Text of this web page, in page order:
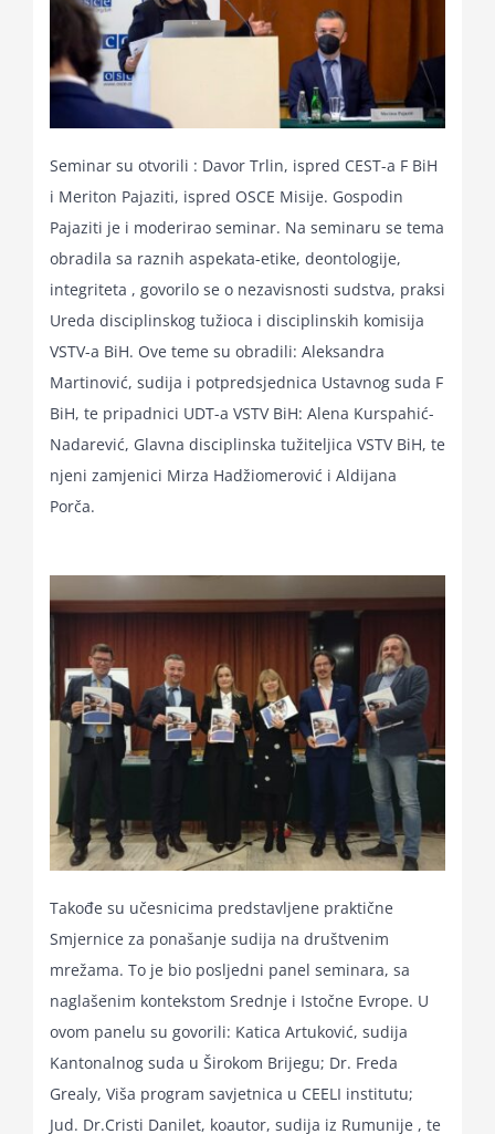
Seminar su otvorili : Davor Trlin, ispred CEST-a F BiH
i Meriton Pajaziti, ispred OSCE Misije. Gospodin
Pajaziti je i moderirao seminar. Na seminaru se tema
obradila sa raznih aspekata-etike, deontologije,
integriteta , govorilo se o nezavisnosti sudstva, praksi
Ureda disciplinskog tužioca i disciplinskih komisija
VSTV-a BiH. Ove teme su obradili: Aleksandra
Martinović, sudija i potpredsjednica Ustavnog suda F
BiH, te pripadnici UDT-a VSTV BiH: Alena Kurspahić-
Nadarević, Glavna disciplinska tužiteljica VSTV BiH, te
njeni zamjenici Mirza Hadžiomerović i Aldijana
Porča.
Takođe su učesnicima predstavljene praktične
Smjernice za ponašanje sudija na društvenim
mrežama. To je bio posljedni panel seminara, sa
naglašenim kontekstom Srednje i Istočne Evrope. U
ovom panelu su govorili: Katica Artuković, sudija
Kantonalnog suda u Širokom Brijegu; Dr. Freda
Grealy, Viša program savjetnica u CEELI institutu;
Jud. Dr.Cristi Danilet, koautor, sudija iz Rumunije , te